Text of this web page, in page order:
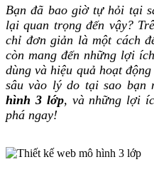
Bạn đã bao giờ tự hỏi tại
lại quan trọng đến vậy?
chỉ đơn giản là một cách
còn mang đến những lợi
dùng và hiệu quả hoạt
sâu vào lý do tại sao bạn
hình 3 lớp, và những lợi
phá ngay!